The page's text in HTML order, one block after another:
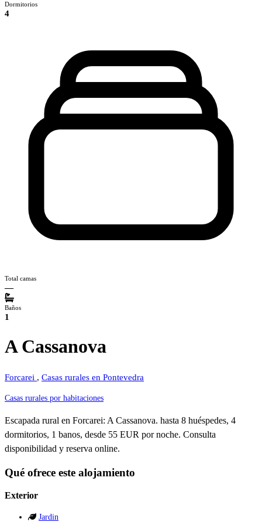
Dormitorios
4
Total camas
—
Baños
1
A Cassanova
Forcarei , Casas rurales en Pontevedra
Casas rurales por habitaciones
Escapada rural en Forcarei: A Cassanova. hasta 8 huéspedes, 4
dormitorios, 1 banos, desde 55 EUR por noche. Consulta
disponibilidad y reserva online.
Qué ofrece este alojamiento
Exterior
Jardin